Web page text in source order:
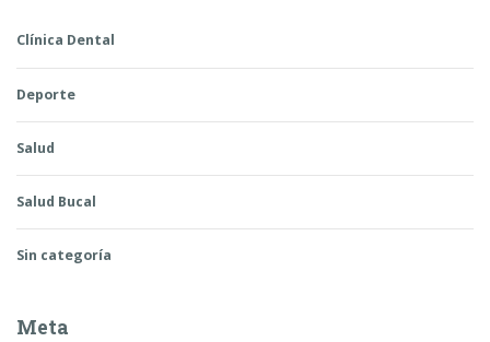
Clínica Dental
Deporte
Salud
Salud Bucal
Sin categoría
Meta